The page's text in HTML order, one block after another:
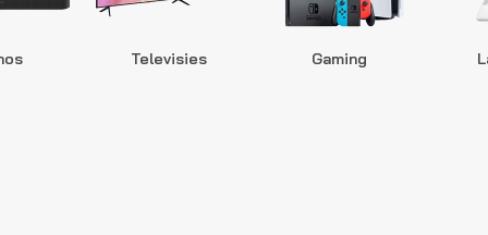
Televisies Gaming